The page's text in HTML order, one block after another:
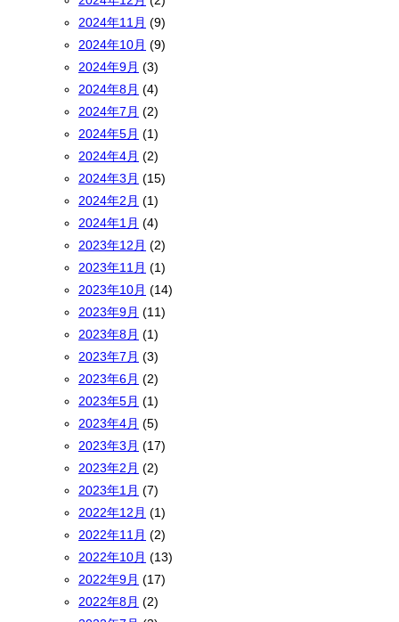
2024年11月 (9)
2024年10月 (9)
2024年9月 (3)
2024年8月 (4)
2024年7月 (2)
2024年5月 (1)
2024年4月 (2)
2024年3月 (15)
2024年2月 (1)
2024年1月 (4)
2023年12月 (2)
2023年11月 (1)
2023年10月 (14)
2023年9月 (11)
2023年8月 (1)
2023年7月 (3)
2023年6月 (2)
2023年5月 (1)
2023年4月 (5)
2023年3月 (17)
2023年2月 (2)
2023年1月 (7)
2022年12月 (1)
2022年11月 (2)
2022年10月 (13)
2022年9月 (17)
2022年8月 (2)